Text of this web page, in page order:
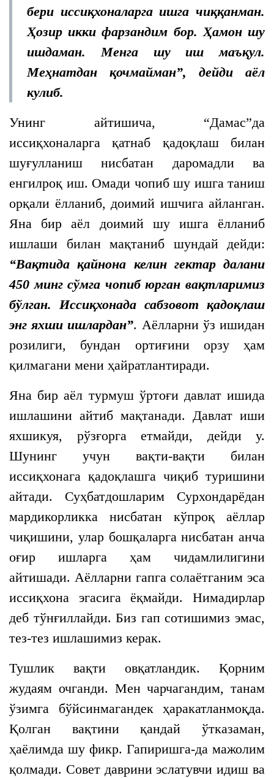
бери иссиқхоналарга ишга чиққанман.
Ҳозир икки фарзандим бор. Ҳамон шу
ишдаман. Менга шу иш маъқул.
Меҳнатдан қочмайман”, дейди аёл
кулиб.
Унинг айтишича, “Дамас”да
иссиқхоналарга қатнаб қадоқлаш билан
шуғулланиш нисбатан даромадли ва
енгилроқ иш. Омади чопиб шу ишга таниш
орқали ёлланиб, доимий ишчига айланган.
Яна бир аёл доимий шу ишга ёлланиб
ишлаши билан мақтаниб шундай дейди:
“Вақтида қайнона келин гектар далани
450 минг сўмга чопиб юрган вақтларимиз
бўлган. Иссиқхонада сабзовот қадоқлаш
энг яхши ишлардан”. Аёлларни ўз ишидан
розилиги, бундан ортиғини орзу ҳам
қилмагани мени ҳайратлантиради.
Яна бир аёл турмуш ўртоғи давлат ишида
ишлашини айтиб мақтанади. Давлат иши
яхшикуя, рўзғорга етмайди, дейди у.
Шунинг учун вақти-вақти билан
иссиқхонага қадоқлашга чиқиб туришини
айтади. Суҳбатдошларим Сурхондарёдан
мардикорликка нисбатан кўпроқ аёллар
чиқишини, улар бошқаларга нисбатан анча
оғир ишларга ҳам чидамлилигини
айтишади. Аёлларни гапга солаётганим эса
иссиқхона эгасига ёқмайди. Нимадирлар
деб тўнғиллайди. Биз гап сотишимиз эмас,
тез-тез ишлашимиз керак.
Тушлик вақти овқатландик. Қорним
жудаям очганди. Мен чарчагандим, танам
ўзимга бўйсинмагандек ҳаракатланмоқда.
Қолган вақтини қандай ўтказаман,
ҳаёлимда шу фикр. Гапиришга-да мажолим
қолмади. Совет даврини эслатувчи идиш ва